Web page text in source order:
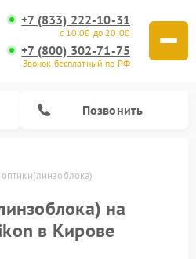
+7 (833) 222-10-31
с 10:00 до 20:00
+7 (800) 302-71-75
Звонок бесплатный по РФ
Позвонить
на
в Кирове